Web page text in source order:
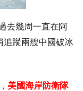
去幾周一直在阿
追蹤兩艘中國破冰
美國海岸防衛隊